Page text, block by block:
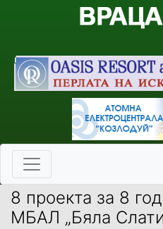
8 проекта за 8
МБАЛ „Бяла